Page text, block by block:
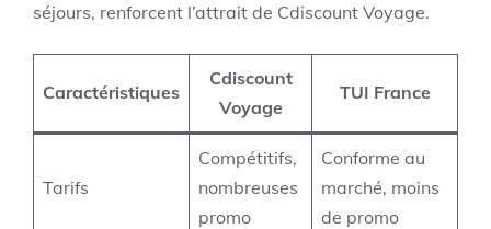
séjours, renforcent l’attrait de Cdiscount Voyage.
Caractéristiques
Cdiscount
Voyage
TUI France
Tarifs
Compétitifs,
nombreuses
promo
Conforme au
marché, moins
de promo